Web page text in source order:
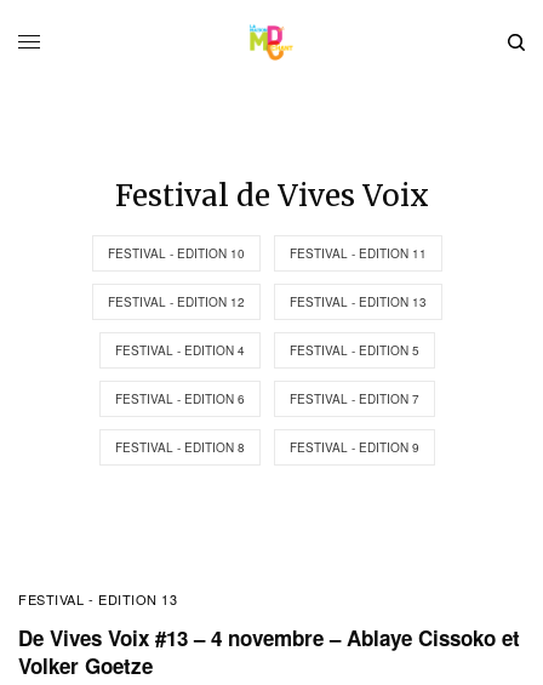
Festival de Vives Voix
FESTIVAL - EDITION 10 FESTIVAL - EDITION 11
FESTIVAL - EDITION 12 FESTIVAL - EDITION 13
FESTIVAL - EDITION 4 FESTIVAL - EDITION 5
FESTIVAL - EDITION 6 FESTIVAL - EDITION 7
FESTIVAL - EDITION 8 FESTIVAL - EDITION 9
FESTIVAL - EDITION 13
De Vives Voix #13 – 4 novembre – Ablaye Cissoko et
Volker Goetze